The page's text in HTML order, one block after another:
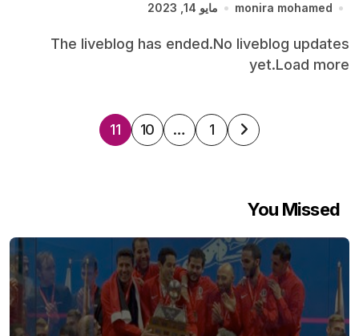
monira mohamed مايو 14, 2023
The liveblog has ended.No liveblog updates
yet.Load more
تعدد
المقالات
1
…
10
11
You Missed